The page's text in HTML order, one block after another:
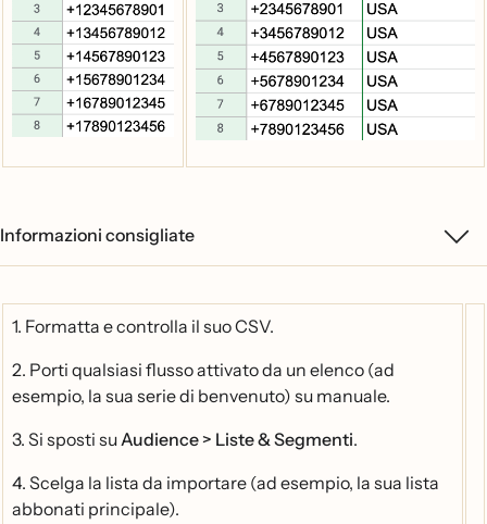
Informazioni consigliate
1. Formatta e controlla il suo CSV.
2. Porti qualsiasi flusso attivato da un elenco (ad
esempio, la sua serie di benvenuto) su manuale.
3. Si sposti suAudience > Liste & Segmenti.
4. Scelga la lista da importare (ad esempio, la sua lista
abbonati principale).